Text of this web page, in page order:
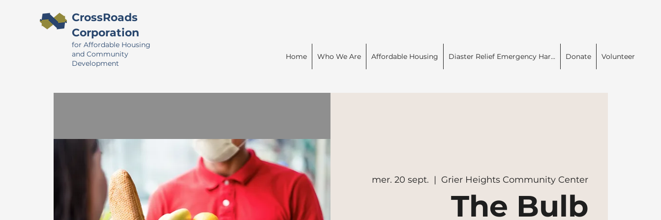
CrossRoads
Corporation
for Affordable Housing
and Community
Development
Home Who We Are Affordable Housing Diaster Relief Emergency Har... Donate Volunteer
mer. 20 sept.
  |
Grier Heights Community Center
The Bulb